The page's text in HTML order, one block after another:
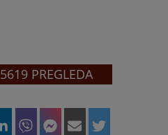
5619PREGLEDA